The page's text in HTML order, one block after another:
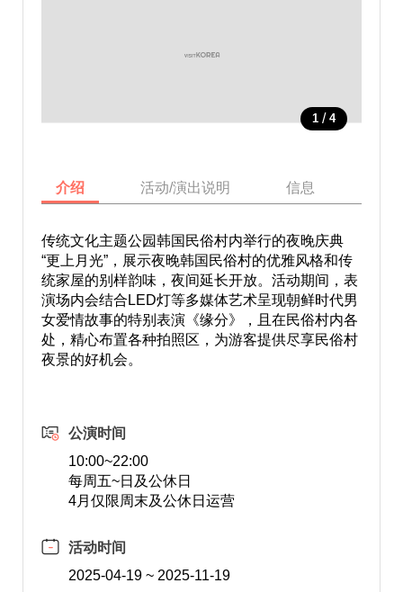
1 / 4
介绍 活动/演出说明 信息
传统文化主题公园韩国民俗村内举行的夜晚庆典
“更上月光”，展示夜晚韩国民俗村的优雅风格和传
统家屋的别样韵味，夜间延长开放。活动期间，表
演场内会结合LED灯等多媒体艺术呈现朝鲜时代男
女爱情故事的特别表演《缘分》，且在民俗村内各
处，精心布置各种拍照区，为游客提供尽享民俗村
夜景的好机会。
公演时间
10:00~22:00
每周五~日及公休日
4月仅限周末及公休日运营
活动时间
2025-04-19 ~ 2025-11-19